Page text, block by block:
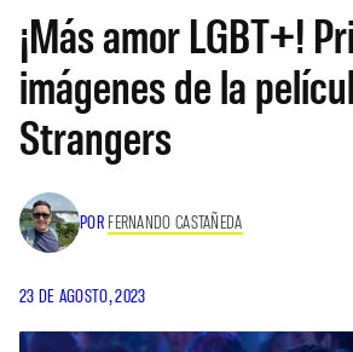
¡Más amor LGBT+!
imágenes de la
Strangers
POR FERNANDO CASTAÑEDA
23 DE AGOSTO, 2023